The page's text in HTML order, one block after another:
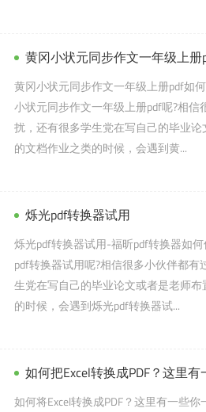
黄冈小状元同步作文一年级上册
黄冈小状元同步作文一年级上册pdf如
小状元同步作文一年级上册pdf呢?相信
扰，还有很多学生党在写自己的毕业
的文档作业之类的时候，会遇到黄...
烁光pdf转换器试用
烁光pdf转换器试用-福昕pdf转换器如
pdf转换器试用呢?相信很多小伙伴都
生党在写自己的毕业论文或者是老师
的时候，会遇到烁光pdf转换器试...
如何把Excel转换成PDF？这里有
如何将Excel转换成PDF？这里有一些